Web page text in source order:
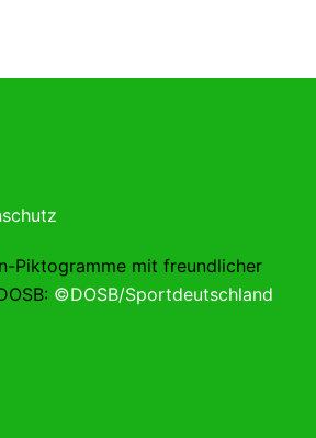
Piktogramme mit freundlicher
©DOSB/Sportdeutschland